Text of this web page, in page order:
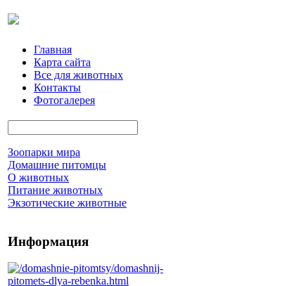
Главная
Карта сайта
Все для животных
Контакты
Фотогалерея
Зоопарки мира
Домашние питомцы
О животных
Питание животных
Экзотические животные
Информация